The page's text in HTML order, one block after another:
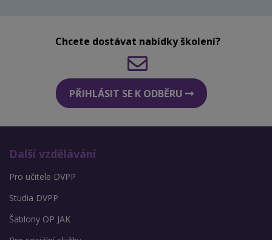
Chcete dostávat nabídky školení?
PŘIHLÁSIT SE K ODBĚRU
Další vzdělávání
Pro učitele DVPP
Studia DVPP
Šablony OP JAK